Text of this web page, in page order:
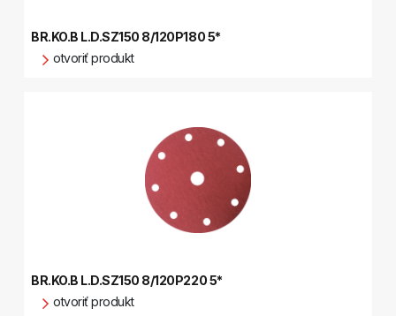
BR.KO.B L.D.SZ150 8/120P180 5*
otvoriť produkt
BR.KO.B L.D.SZ150 8/120P220 5*
otvoriť produkt